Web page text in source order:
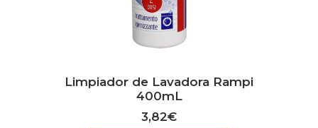
Limpiador de Lavadora Rampi
400mL
3,82€